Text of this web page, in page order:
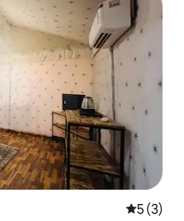
5 (3)